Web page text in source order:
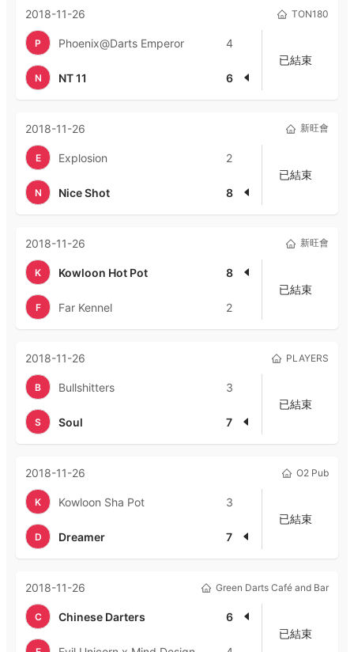
2018-11-26 TON180
P Phoenix@Darts Emperor 4
N NT 11 6
已結束
2018-11-26 新旺會
E Explosion 2
N Nice Shot 8
已結束
2018-11-26 新旺會
K Kowloon Hot Pot 8
F Far Kennel 2
已結束
2018-11-26 PLAYERS
B Bullshitters 3
S Soul 7
已結束
2018-11-26 O2 Pub
K Kowloon Sha Pot 3
D Dreamer 7
已結束
2018-11-26 Green Darts Café and Bar
C Chinese Darters 6
已結束